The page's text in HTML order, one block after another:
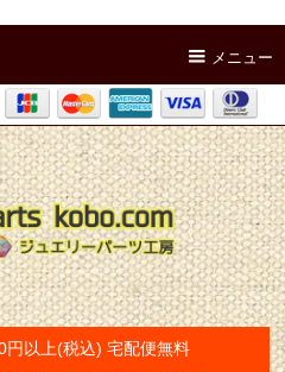
メニュー
円以上(税込) 宅配便無料